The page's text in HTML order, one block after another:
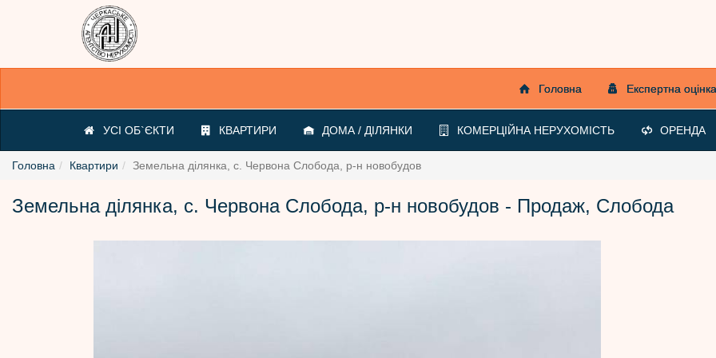
Головна Експертна
УСІ ОБ`ЄКТИ КВАРТИРИ ДОМА / ДІЛЯНКИ КОМЕРЦІЙНА НЕРУХОМІСТЬ ОРЕНДА
Головна Квартири Земельна ділянка, с. Червона Слобода, р-н новобудов
Земельна ділянка, с. Червона Слобода, р-н новобудов - Продаж, Слобода